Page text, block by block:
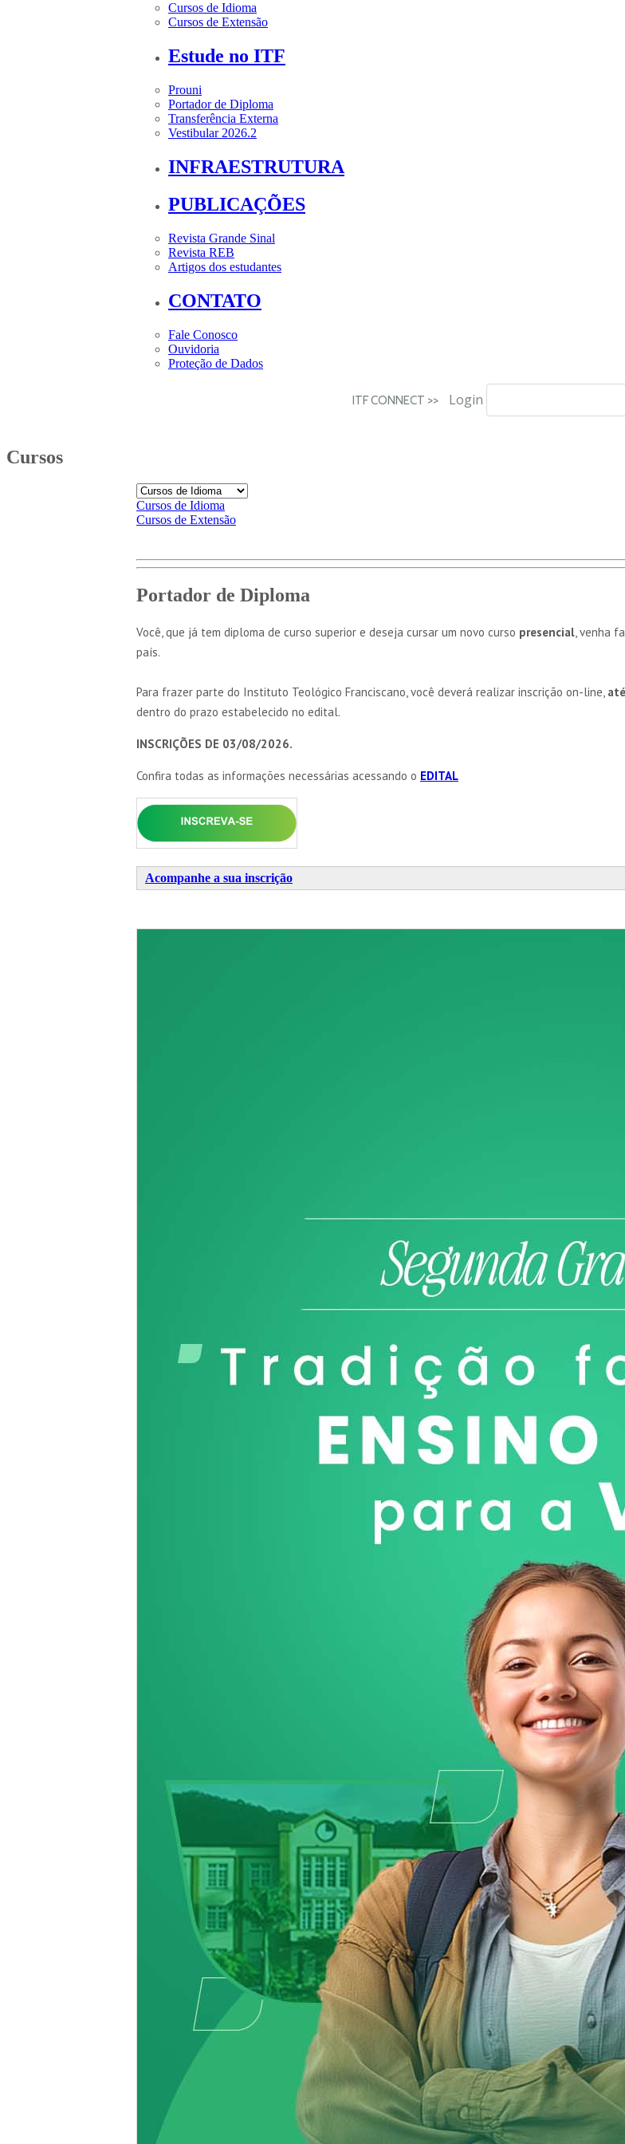
Cursos de Idioma
Cursos de Extensão
Estude no ITF
Prouni
Portador de Diploma
Transferência Externa
Vestibular 2026.2
INFRAESTRUTURA
PUBLICAÇÕES
Revista Grande Sinal
Revista REB
Artigos dos estudantes
CONTATO
Fale Conosco
Ouvidoria
Proteção de Dados
ITF CONNECT >> Login
Cursos
Cursos de Idioma
Cursos de Extensão
Portador de Diploma
Você, que já tem diploma de curso superior e deseja cursar um novo curso presencial, venha
país.
Para frazer parte do Instituto Teológico Franciscano, você deverá realizar inscrição on-line,
dentro do prazo estabelecido no edital.
INSCRIÇÕES DE 03/08/2026.
Confira todas as informações necessárias acessando o EDITAL
Acompanhe a sua inscrição